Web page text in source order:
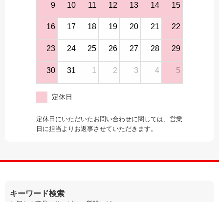
9 10 11 12 13 14 15
16 17 18 19 20 21 22
23 24 25 26 27 28 29
30 31 1 2 3 4 5
定休日
定休日にいただいたお問い合わせに関しては、営業
日に担当よりお返事させていただきます。
キーワード検索